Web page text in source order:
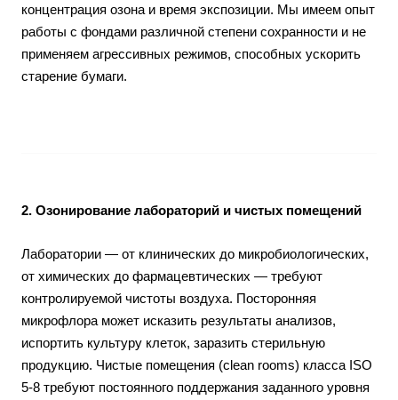
концентрация озона и время экспозиции. Мы имеем опыт
работы с фондами различной степени сохранности и не
применяем агрессивных режимов, способных ускорить
старение бумаги.
2. Озонирование лабораторий и чистых помещений
Лаборатории — от клинических до микробиологических,
от химических до фармацевтических — требуют
контролируемой чистоты воздуха. Посторонняя
микрофлора может исказить результаты анализов,
испортить культуру клеток, заразить стерильную
продукцию. Чистые помещения (clean rooms) класса ISO
5-8 требуют постоянного поддержания заданного уровня